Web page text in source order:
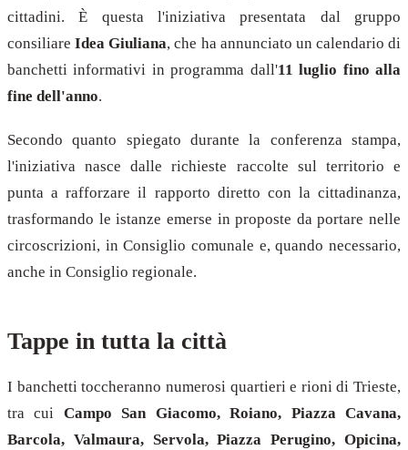
cittadini. È questa l'iniziativa presentata dal gruppo
consiliareIdea Giuliana, che ha annunciato un calendario di
banchetti informativi in programma dall'11 luglio fino alla
fine dell'anno.
Secondo quanto spiegato durante la conferenza stampa,
l'iniziativa nasce dalle richieste raccolte sul territorio e
punta a rafforzare il rapporto diretto con la cittadinanza,
trasformando le istanze emerse in proposte da portare nelle
circoscrizioni, in Consiglio comunale e, quando necessario,
anche in Consiglio regionale.
Tappe in tutta la città
I banchetti toccheranno numerosi quartieri e rioni di Trieste,
tra cui Campo San Giacomo, Roiano, Piazza Cavana,
Barcola, Valmaura, Servola, Piazza Perugino, Opicina,